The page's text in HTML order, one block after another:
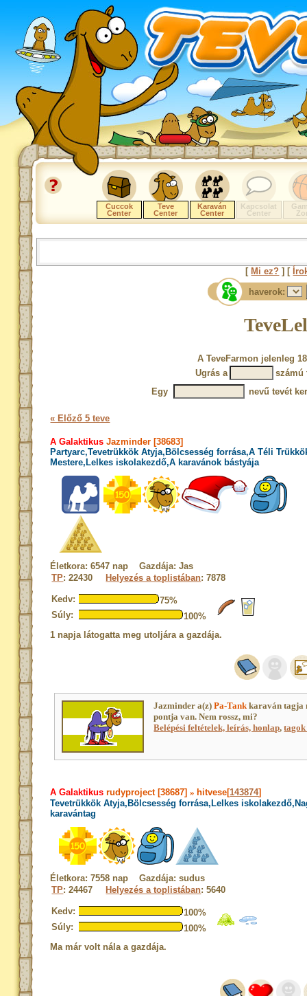
Cuccok
Center
Teve
Center
Karaván
Center
Kapcsolat
Center
[ Mi ez? ] [
haverok:
A TeveFarmon jelenleg
Ugrás a
számú
Egy
nevű tevét
« Előző 5 teve
A Galaktikus Jazminder [38683]
Partyarc,Tevetrükkök Atyja,Bölcsesség forrása,A Téli
Mestere,Lelkes iskolakezdő,A karavánok bástyája
Életkora: 6547 nap Gazdája: Jas
TP: 22430 Helyezés a toplistában: 7878
Kedv:
75%
Súly:
100%
1 napja látogatta meg utoljára a gazdája.
Jazminder a(z)Pa-Tankkaraván tagja
pontja van. Nem rossz, mi?
Belépési feltételek, leírás, honlap,
A Galaktikus rudyproject [38687]» hitvese[143874]
Tevetrükkök Atyja,Bölcsesség forrása,Lelkes
karavántag
Életkora: 7558 nap Gazdája: sudus
TP: 24467 Helyezés a toplistában: 5640
Kedv:
100%
Súly:
100%
Ma már volt nála a gazdája.